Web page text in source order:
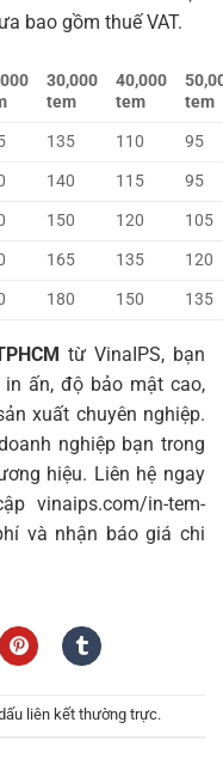
bao gồm thuế VAT.
30,000
tem
40,000
tem
tem
135 110
95
140 115
95
150 120
105
165 135
120
180 150 135
từ VinaIPS, bạn
ấn, độ bảo mật cao,
xuất chuyên nghiệp.
nghiệp bạn trong
hiệu. Liên hệ ngay
vinaips.com/in-tem-
và nhận báo giá chi
liên kết thường trực.